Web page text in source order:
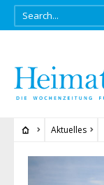
Aktuelles